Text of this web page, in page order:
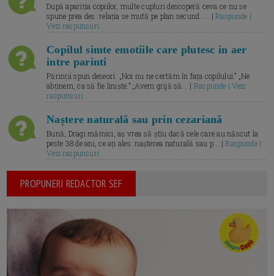
După apariția copiilor, multe cupluri descoperă ceva ce nu se
spune prea des: relația se mută pe plan secund. ... |Raspunde |
Vezi raspunsuri
Copilul simte emotiile care plutesc in aer
intre parinti
Părinții spun deseori: „Noi nu ne certăm în fața copilului.” „Ne
abținem, ca să fie liniște.” „Avem grijă să... | Raspunde | Vezi
raspunsuri
Naștere naturală sau prin cezariană
Bună, Dragi mămici, aș vrea să știu dacă cele care au născut la
peste 38 de ani, ce ați ales: nașterea naturală sau p... |Raspunde |
Vezi raspunsuri
PROPUNERI REDACTOR SEF